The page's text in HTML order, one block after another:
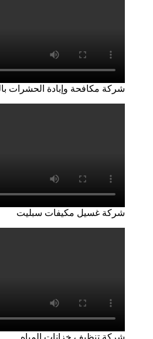
شركة مكافحة وإبادة الحشرات
شركة غسيل مكيفات سبليت
شركة تنظيف خزانات المياه